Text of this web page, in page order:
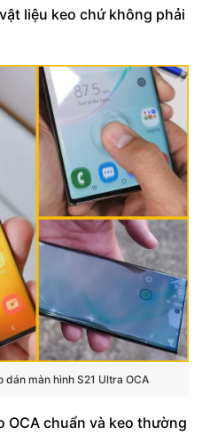
liệu keo chứ không phải
dán màn hình S21 Ultra OCA
OCA chuẩn và keo thường